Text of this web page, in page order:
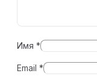
Имя *
Email *